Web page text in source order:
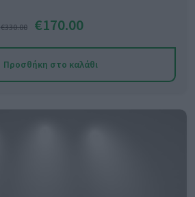
€330.00 €170.00
Προσθήκη στο καλάθι